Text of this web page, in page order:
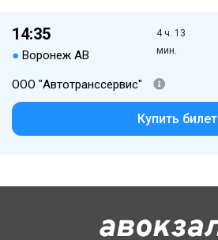
14:35
● Воронеж АВ
4 ч. 13
мин.
ООО "Автотранссервис"
Купить билет